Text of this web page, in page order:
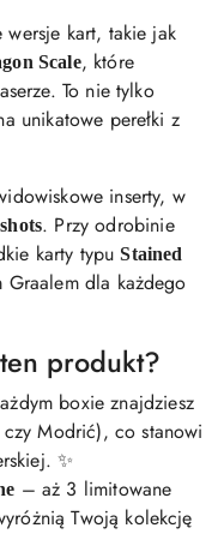
wersje kart, takie jak
Scale, które
To nie tylko
unikatowe perełki z
inserty, w
. Przy odrobinie
karty typuStained
Graalem dla każdego
produkt?
boxie znajdziesz
Modrić), co stanowi
✨
– aż 3 limitowane
Twoją kolekcję